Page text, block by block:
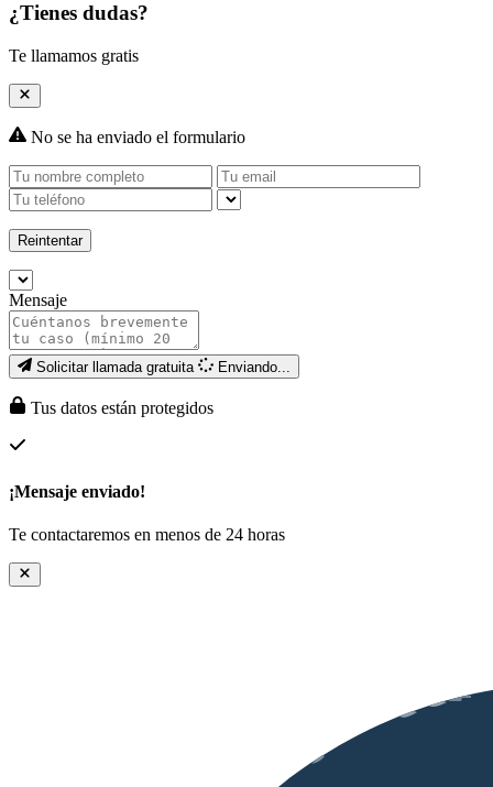
¿Tienes dudas?
Te llamamos gratis
No se ha enviado el formulario
Reintentar
Mensaje
Solicitar llamada gratuita Enviando...
Tus datos están protegidos
¡Mensaje enviado!
Te contactaremos en menos de 24 horas